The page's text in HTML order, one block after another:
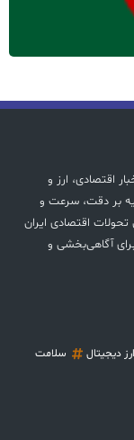
اقتصادی، ارز و
بر دقت، سرعت و
اقتصادی ایران
آگاهی‌بخشی و
ارز دیجیتال
سلامت